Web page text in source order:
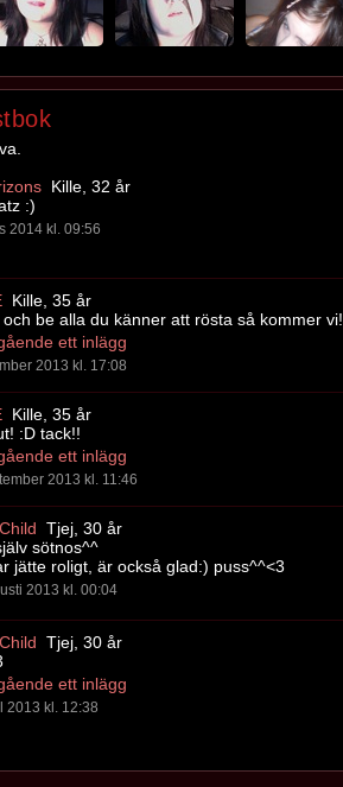
Kille, 32 år
:)
2014 kl. 09:56
Kille, 35 år
och be alla du känner att rösta så kommer vi!
ett inlägg
2013 kl. 17:08
Kille, 35 år
:D tack!!
ett inlägg
2013 kl. 11:46
Tjej, 30 år
sötnos^^
jätte roligt, är också glad:) puss^^<3
2013 kl. 00:04
Tjej, 30 år
ett inlägg
2013 kl. 12:38